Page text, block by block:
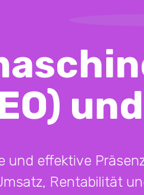
und effektive
Rentabilität